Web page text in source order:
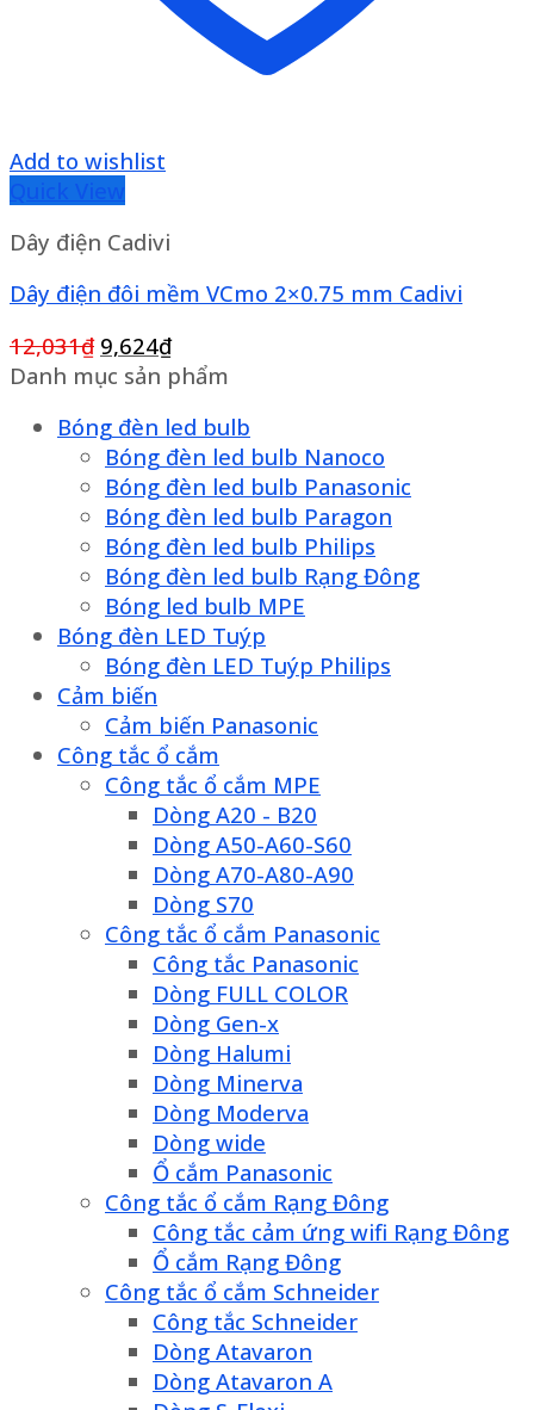
Add to wishlist
Quick View
Dây điện Cadivi
Dây điện đôi mềm VCmo 2×0.75 mm Cadivi
12,031₫ Giá
gốc
12,031₫.
9,624₫Giá
hiện
là:
9,624₫.
Danh mục sản phẩm
Bóng đèn led bulb
Bóng đèn led bulb Nanoco
Bóng đèn led bulb Panasonic
Bóng đèn led bulb Paragon
Bóng đèn led bulb Philips
Bóng đèn led bulb Rạng Đông
Bóng led bulb MPE
Bóng đèn LED Tuýp
Bóng đèn LED Tuýp Philips
Cảm biến
Cảm biến Panasonic
Công tắc ổ cắm
Công tắc ổ cắm MPE
Dòng A20 - B20
Dòng A50-A60-S60
Dòng A70-A80-A90
Dòng S70
Công tắc ổ cắm Panasonic
Công tắc Panasonic
Dòng FULL COLOR
Dòng Gen-x
Dòng Halumi
Dòng Minerva
Dòng Moderva
Dòng wide
Ổ cắm Panasonic
Công tắc ổ cắm Rạng Đông
Công tắc cảm ứng wifi Rạng Đông
Ổ cắm Rạng Đông
Công tắc ổ cắm Schneider
Công tắc Schneider
Dòng Atavaron
Dòng Atavaron A